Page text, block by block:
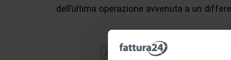
dell’ultima operazione avvenuta a un
B C D E